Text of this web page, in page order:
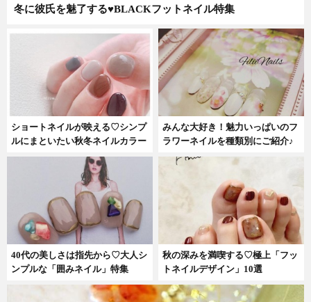
冬に彼氏を魅了する♥BLACKフットネイル特集
ショートネイルが映える♡シンプ
ルにまといたい秋冬ネイルカラー
みんな大好き！魅力いっぱいのフ
ラワーネイルを種類別にご紹介♪
40代の美しさは指先から♡大人シ
ンプルな「囲みネイル」特集
秋の深みを満喫する♡極上「フッ
トネイルデザイン」10選